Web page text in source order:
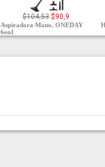
$104,53 $90,9
Aspiradora Mano, ONEDAY
6en1